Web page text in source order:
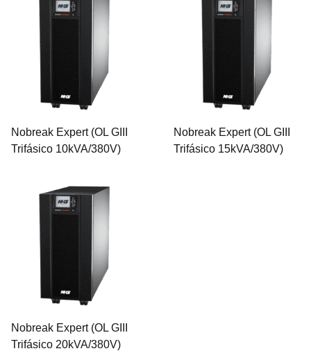
Nobreak Expert (OL GIII
Trifásico 10kVA/380V)
Nobreak Expert (OL GIII
Trifásico 15kVA/380V)
Nobreak Expert (OL GIII
Trifásico 20kVA/380V)